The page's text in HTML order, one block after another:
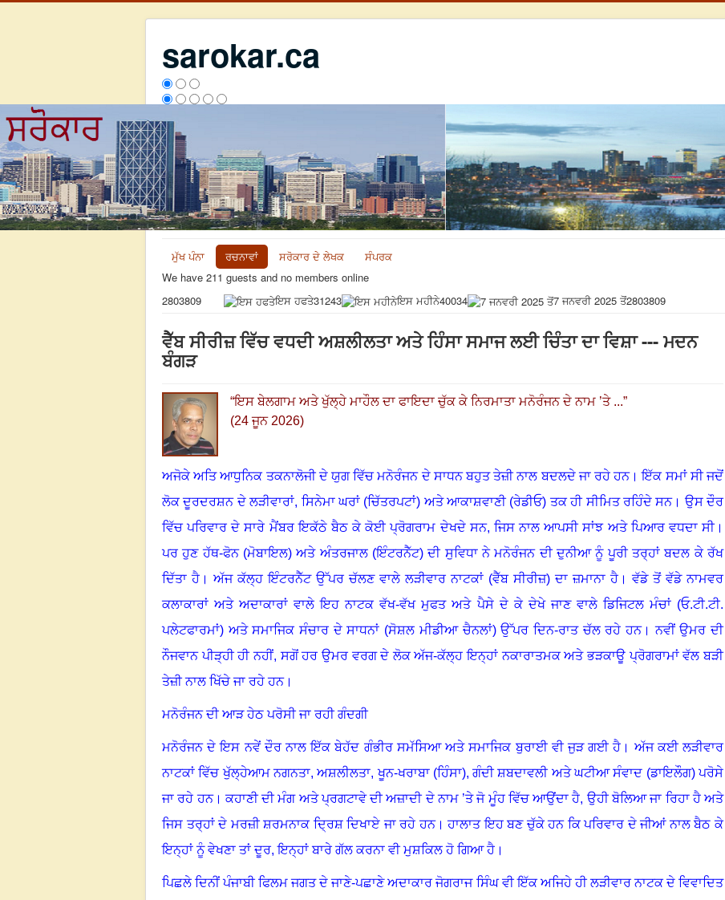
sarokar.ca
ਮੁੱਖ ਪੰਨਾ ਰਚਨਾਵਾਂ ਸਰੋਕਾਰ ਦੇ ਲੇਖਕ
ਸੰਪਰਕ
We have 211 guests and no members online
2803809
ਇਸ ਹਫਤੇ31243 ਇਸ ਮਹੀਨੇ40034 7 ਜਨਵਰੀ 2025 ਤੋਂ2803809
ਵੈੱਬ ਸੀਰੀਜ਼ ਵਿੱਚ ਵਧਦੀ ਅਸ਼ਲੀਲਤਾ ਅਤੇ ਹਿੰਸਾ ਸਮਾਜ ਲਈ ਚਿੰਤਾ ਦਾ ਵਿਸ਼ਾ --- ਮਦਨ
ਬੰਗੜ
“ਇਸ ਬੇਲਗਾਮ ਅਤੇ ਖੁੱਲ੍ਹੇ ਮਾਹੌਲ ਦਾ ਫਾਇਦਾ ਚੁੱਕ ਕੇ ਨਿਰਮਾਤਾ ਮਨੋਰੰਜਨ ਦੇ ਨਾਮ ’ਤੇ ...”
(24 ਜੂਨ 2026)
ਅਜੋਕੇ ਅਤਿ ਆਧੁਨਿਕ ਤਕਨਾਲੋਜੀ ਦੇ ਯੁਗ ਵਿੱਚ ਮਨੋਰੰਜਨ ਦੇ ਸਾਧਨ ਬਹੁਤ ਤੇਜ਼ੀ ਨਾਲ ਬਦਲਦੇ ਜਾ ਰਹੇ ਹਨ।ਇੱਕ ਸਮਾਂ ਸੀ ਜਦੋਂ
ਲੋਕ ਦੂਰਦਰਸ਼ਨ ਦੇ ਲੜੀਵਾਰਾਂ, ਸਿਨੇਮਾ ਘਰਾਂ (ਚਿੱਤਰਪਟਾਂ) ਅਤੇ ਆਕਾਸ਼ਵਾਣੀ (ਰੇਡੀਓ) ਤਕ ਹੀ ਸੀਮਿਤ ਰਹਿੰਦੇ ਸਨ। ਉਸ ਦੌਰ
ਵਿੱਚ ਪਰਿਵਾਰ ਦੇ ਸਾਰੇ ਮੈਂਬਰ ਇਕੱਠੇ ਬੈਠ ਕੇ ਕੋਈ ਪ੍ਰੋਗਰਾਮ ਦੇਖਦੇ ਸਨ, ਜਿਸ ਨਾਲ ਆਪਸੀ ਸਾਂਝ ਅਤੇ ਪਿਆਰ ਵਧਦਾ ਸੀ।
ਪਰ ਹੁਣ ਹੱਥ-ਫੋਨ (ਮੋਬਾਇਲ) ਅਤੇ ਅੰਤਰਜਾਲ (ਇੰਟਰਨੈੱਟ) ਦੀ ਸੁਵਿਧਾ ਨੇ ਮਨੋਰੰਜਨ ਦੀ ਦੁਨੀਆ ਨੂੰ ਪੂਰੀ ਤਰ੍ਹਾਂ ਬਦਲ ਕੇ ਰੱਖ
ਦਿੱਤਾ ਹੈ । ਅੱਜ ਕੱਲ੍ਹ ਇੰਟਰਨੈੱਟ ਉੱਪਰ ਚੱਲਣ ਵਾਲੇ ਲੜੀਵਾਰ ਨਾਟਕਾਂ (ਵੈੱਬ ਸੀਰੀਜ਼) ਦਾ ਜ਼ਮਾਨਾ ਹੈ । ਵੱਡੇ ਤੋਂ ਵੱਡੇ ਨਾਮਵਰ
ਕਲਾਕਾਰਾਂ ਅਤੇ ਅਦਾਕਾਰਾਂ ਵਾਲੇ ਇਹ ਨਾਟਕ ਵੱਖ-ਵੱਖ ਮੁਫਤ ਅਤੇ ਪੈਸੇ ਦੇ ਕੇ ਦੇਖੇ ਜਾਣ ਵਾਲੇ ਡਿਜਿਟਲ ਮੰਚਾਂ (ਓ.ਟੀ.ਟੀ.
ਪਲੇਟਫਾਰਮਾਂ) ਅਤੇ ਸਮਾਜਿਕ ਸੰਚਾਰ ਦੇ ਸਾਧਨਾਂ (ਸੋਸ਼ਲ ਮੀਡੀਆ ਚੈਨਲਾਂ) ਉੱਪਰ ਦਿਨ-ਰਾਤ ਚੱਲ ਰਹੇ ਹਨ।ਨਵੀਂ ਉਮਰ ਦੀ
ਨੌਜਵਾਨ ਪੀੜ੍ਹੀ ਹੀ ਨਹੀਂ, ਸਗੋਂ ਹਰ ਉਮਰ ਵਰਗ ਦੇ ਲੋਕ ਅੱਜ-ਕੱਲ੍ਹ ਇਨ੍ਹਾਂ ਨਕਾਰਾਤਮਕ ਅਤੇ ਭੜਕਾਊ ਪ੍ਰੋਗਰਾਮਾਂ ਵੱਲ ਬੜੀ
ਤੇਜ਼ੀ ਨਾਲ ਖਿੱਚੇ ਜਾ ਰਹੇ ਹਨ।
ਮਨੋਰੰਜਨ ਦੀ ਆੜ ਹੇਠ ਪਰੋਸੀ ਜਾ ਰਹੀ ਗੰਦਗੀ
ਮਨੋਰੰਜਨ ਦੇ ਇਸ ਨਵੇਂ ਦੌਰ ਨਾਲ ਇੱਕ ਬੇਹੱਦ ਗੰਭੀਰ ਸਮੱਸਿਆ ਅਤੇ ਸਮਾਜਿਕ ਬੁਰਾਈ ਵੀ ਜੁੜ ਗਈ ਹੈ । ਅੱਜ ਕਈ ਲੜੀਵਾਰ
ਨਾਟਕਾਂ ਵਿੱਚ ਖੁੱਲ੍ਹੇਆਮ ਨਗਨਤਾ,ਅਸ਼ਲੀਲਤਾ,ਖੂਨ-ਖਰਾਬਾ (ਹਿੰਸਾ),ਗੰਦੀ ਸ਼ਬਦਾਵਲੀ ਅਤੇ ਘਟੀਆ ਸੰਵਾਦ (ਡਾਇਲੌਗ) ਪਰੋਸੇ
ਜਾ ਰਹੇ ਹਨ।ਕਹਾਣੀ ਦੀ ਮੰਗ ਅਤੇ ਪ੍ਰਗਟਾਵੇ ਦੀ ਅਜ਼ਾਦੀ ਦੇ ਨਾਮ ’ਤੇ ਜੋ ਮੂੰਹ ਵਿੱਚ ਆਉਂਦਾ ਹੈ, ਉਹੀ ਬੋਲਿਆ ਜਾ ਰਿਹਾ ਹੈ ਅਤੇ
ਜਿਸ ਤਰ੍ਹਾਂ ਦੇ ਮਰਜ਼ੀ ਸ਼ਰਮਨਾਕ ਦ੍ਰਿਸ਼ ਦਿਖਾਏ ਜਾ ਰਹੇ ਹਨ।ਹਾਲਾਤ ਇਹ ਬਣ ਚੁੱਕੇ ਹਨ ਕਿ ਪਰਿਵਾਰ ਦੇ ਜੀਆਂ ਨਾਲ ਬੈਠ ਕੇ
ਇਨ੍ਹਾਂ ਨੂੰ ਵੇਖਣਾ ਤਾਂ ਦੂਰ, ਇਨ੍ਹਾਂ ਬਾਰੇ ਗੱਲ ਕਰਨਾ ਵੀ ਮੁਸ਼ਕਿਲ ਹੋ ਗਿਆ ਹੈ ।
ਪਿਛਲੇ ਦਿਨੀਂ ਪੰਜਾਬੀ ਫਿਲਮ ਜਗਤ ਦੇ ਜਾਣੇ-ਪਛਾਣੇ ਅਦਾਕਾਰ ਜੋਗਰਾਜ ਸਿੰਘ ਵੀ ਇੱਕ ਅਜਿਹੇ ਹੀ ਲੜੀਵਾਰ ਨਾਟਕ ਦੇ ਵਿਵਾਦਿਤ